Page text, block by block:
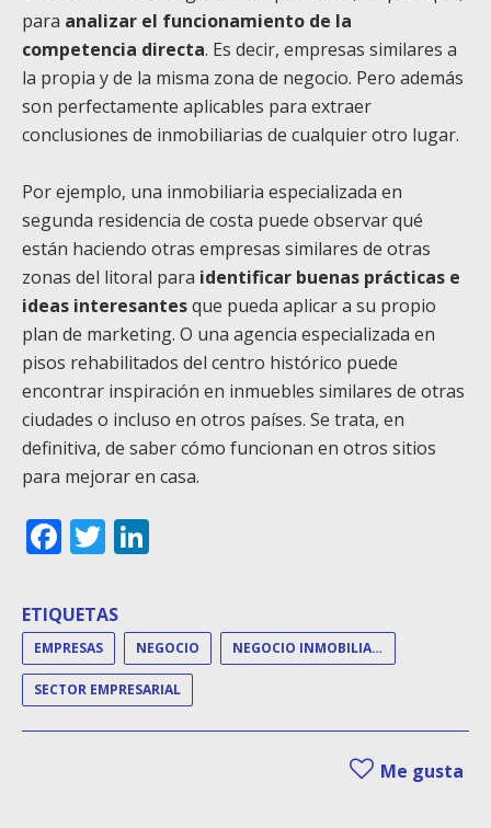
para analizar el funcionamiento de la
competencia directa. Es decir, empresas similares a
la propia y de la misma zona de negocio. Pero además
son perfectamente aplicables para extraer
conclusiones de inmobiliarias de cualquier otro lugar.
Por ejemplo, una inmobiliaria especializada en
segunda residencia de costa puede observar qué
están haciendo otras empresas similares de otras
zonas del litoral para identificar buenas prácticas e
ideas interesantesque pueda aplicar a su propio
plan de marketing. O una agencia especializada en
pisos rehabilitados del centro histórico puede
encontrar inspiración en inmuebles similares de otras
ciudades o incluso en otros países. Se trata, en
definitiva, de saber cómo funcionan en otros sitios
para mejorar en casa.
Facebook
Twitter
ETIQUETAS
EMPRESAS NEGOCIO NEGOCIO INMOBILIARIO
SECTOR EMPRESARIAL
Me gusta